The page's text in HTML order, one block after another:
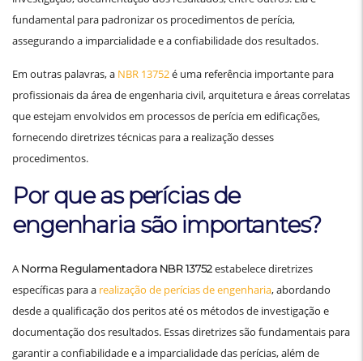
fundamental para padronizar os procedimentos de perícia,
assegurando a imparcialidade e a confiabilidade dos resultados.
Em outras palavras, a NBR 13752é uma referência importante para
profissionais da área de engenharia civil, arquitetura e áreas correlatas
que estejam envolvidos em processos de perícia em edificações,
fornecendo diretrizes técnicas para a realização desses
procedimentos.
Por que as perícias de
engenharia são importantes?
A Norma Regulamentadora NBR 13752estabelece diretrizes
específicas para a realização de perícias de engenharia, abordando
desde a qualificação dos peritos até os métodos de investigação e
documentação dos resultados. Essas diretrizes são fundamentais para
garantir a confiabilidade e a imparcialidade das perícias, além de